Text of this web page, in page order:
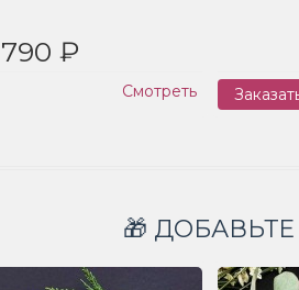
790 ₽
Смотреть
🎁